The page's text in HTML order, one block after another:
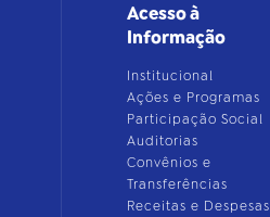
Acesso à
Informação
Institucional
Ações e Programas
Participação Social
Auditorias
Convênios e
Transferências
Receitas e Despesas